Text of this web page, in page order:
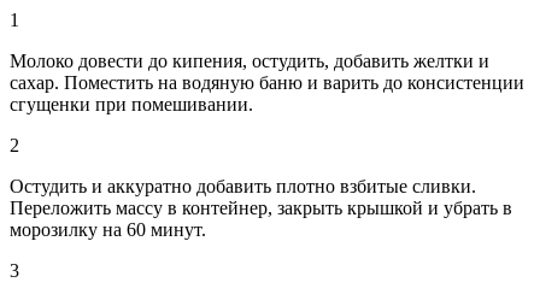
1
Молоко довести до кипения, остудить, добавить желтки и
сахар. Поместить на водяную баню и варить до консистенции
сгущенки при помешивании.
2
Остудить и аккуратно добавить плотно взбитые сливки.
Переложить массу в контейнер, закрыть крышкой и убрать в
морозилку на 60 минут.
3